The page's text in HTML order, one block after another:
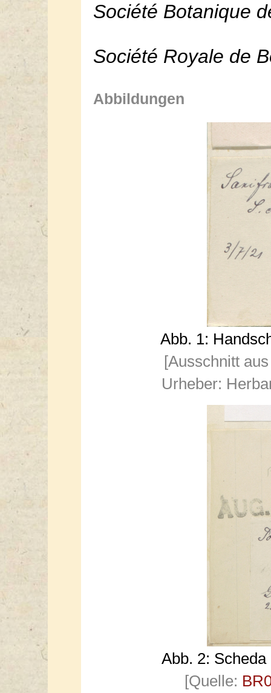
Société Botanique
Société Royale de
Abbildungen
Abb. 1:
[Ausschnitt
Urheber:
Abb. 2:
[Quelle: